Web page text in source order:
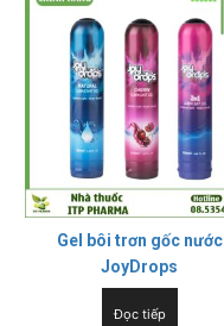
Gel bôi trơn gốc nước
JoyDrops
Đọc tiếp